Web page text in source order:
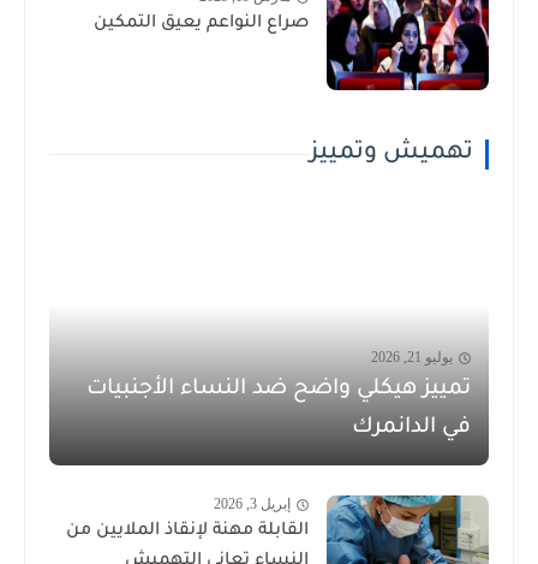
صراع النواعم يعيق التمكين
تهميش وتمييز
يوليو 21, 2026
تمييز هيكلي واضح ضد النساء الأجنبيات
في الدانمرك
إبريل 3, 2026
القابلة مهنة لإنقاذ الملايين من